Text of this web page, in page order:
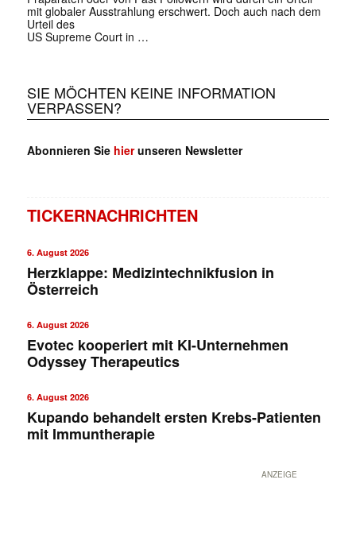
mit ­globaler ­Ausstrahlung erschwert. Doch auch nach dem
Urteil des
US ­Supreme Court in …
SIE MÖCHTEN KEINE INFORMATION
VERPASSEN?
Abonnieren Sie hierunseren Newsletter
TICKERNACHRICHTEN
6. August 2026
Herzklappe: Medizintechnikfusion in
Österreich
6. August 2026
Evotec kooperiert mit KI-Unternehmen
Odyssey Therapeutics
6. August 2026
Kupando behandelt ersten Krebs-Patienten
mit Immuntherapie
ANZEIGE